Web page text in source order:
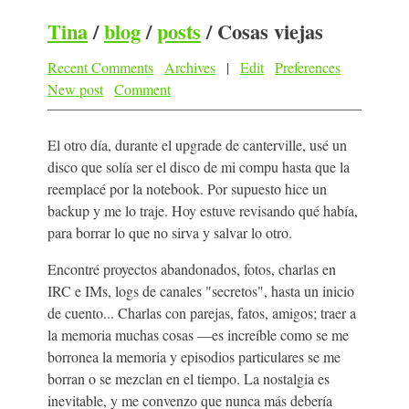
Tina/blog/posts/Cosas viejas
Recent Comments Archives | Edit Preferences
New post Comment
El otro día, durante el upgrade de canterville, usé un
disco que solía ser el disco de mi compu hasta que la
reemplacé por la notebook. Por supuesto hice un
backup y me lo traje. Hoy estuve revisando qué había,
para borrar lo que no sirva y salvar lo otro.
Encontré proyectos abandonados, fotos, charlas en
IRC e IMs, logs de canales "secretos", hasta un inicio
de cuento... Charlas con parejas, fatos, amigos; traer a
la memoria muchas cosas —es increíble como se me
borronea la memoria y episodios particulares se me
borran o se mezclan en el tiempo. La nostalgia es
inevitable, y me convenzo que nunca más debería